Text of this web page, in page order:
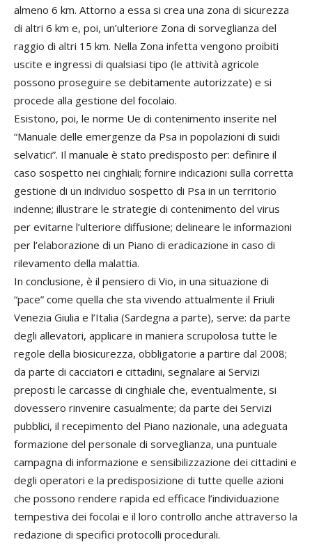
almeno 6 km. Attorno a essa si crea una zona di sicurezza
di altri 6 km e, poi, un’ulteriore Zona di sorveglianza del
raggio di altri 15 km. Nella Zona infetta vengono proibiti
uscite e ingressi di qualsiasi tipo (le attività agricole
possono proseguire se debitamente autorizzate) e si
procede alla gestione del focolaio.
Esistono, poi, le norme Ue di contenimento inserite nel
“Manuale delle emergenze da Psa in popolazioni di suidi
selvatici”. Il manuale è stato predisposto per: definire il
caso sospetto nei cinghiali; fornire indicazioni sulla corretta
gestione di un individuo sospetto di Psa in un territorio
indenne; illustrare le strategie di contenimento del virus
per evitarne l’ulteriore diffusione; delineare le informazioni
per l’elaborazione di un Piano di eradicazione in caso di
rilevamento della malattia.
In conclusione, è il pensiero di Vio, in una situazione di
“pace” come quella che sta vivendo attualmente il Friuli
Venezia Giulia e l’Italia (Sardegna a parte), serve: da parte
degli allevatori, applicare in maniera scrupolosa tutte le
regole della biosicurezza, obbligatorie a partire dal 2008;
da parte di cacciatori e cittadini, segnalare ai Servizi
preposti le carcasse di cinghiale che, eventualmente, si
dovessero rinvenire casualmente; da parte dei Servizi
pubblici, il recepimento del Piano nazionale, una adeguata
formazione del personale di sorveglianza, una puntuale
campagna di informazione e sensibilizzazione dei cittadini e
degli operatori e la predisposizione di tutte quelle azioni
che possono rendere rapida ed efficace l’individuazione
tempestiva dei focolai e il loro controllo anche attraverso la
redazione di specifici protocolli procedurali.